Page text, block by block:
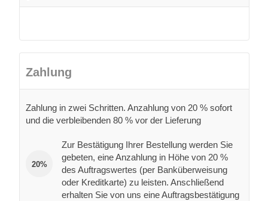
Zahlung
Zahlung in zwei Schritten. Anzahlung von 20 % sofort
und die verbleibenden 80 % vor der Lieferung
20%
Zur Bestätigung Ihrer Bestellung werden Sie
gebeten, eine Anzahlung in Höhe von 20 %
des Auftragswertes (per Banküberweisung
oder Kreditkarte) zu leisten. Anschließend
erhalten Sie von uns eine Auftragsbestätigung